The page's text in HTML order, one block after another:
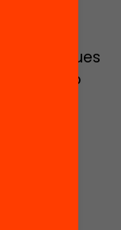
Públiques
Fundació
I